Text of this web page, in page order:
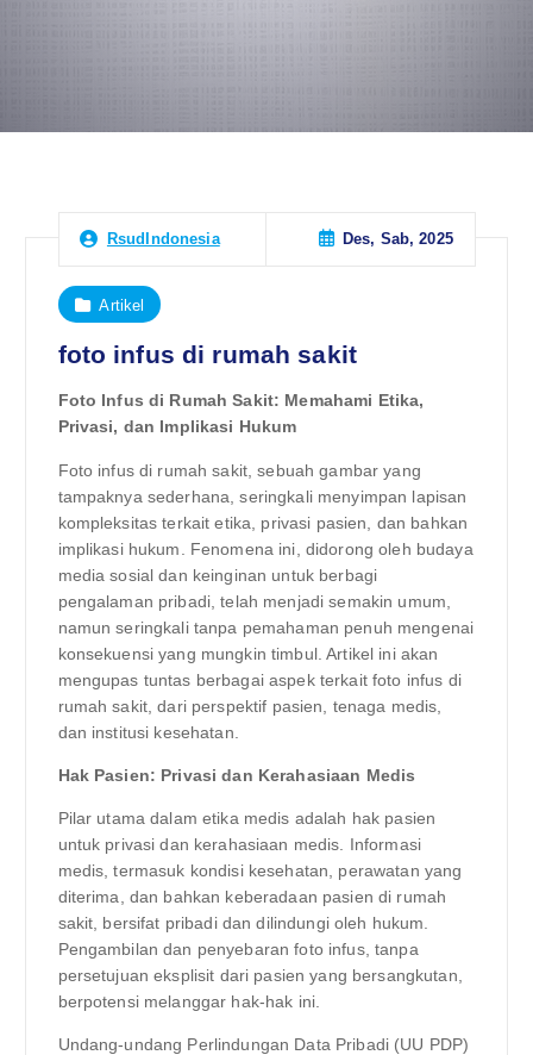
RsudIndonesia Des, Sab, 2025
Artikel
foto infus di rumah sakit
Foto Infus di Rumah Sakit: Memahami Etika,
Privasi, dan Implikasi Hukum
Foto infus di rumah sakit, sebuah gambar yang
tampaknya sederhana, seringkali menyimpan lapisan
kompleksitas terkait etika, privasi pasien, dan bahkan
implikasi hukum. Fenomena ini, didorong oleh budaya
media sosial dan keinginan untuk berbagi
pengalaman pribadi, telah menjadi semakin umum,
namun seringkali tanpa pemahaman penuh mengenai
konsekuensi yang mungkin timbul. Artikel ini akan
mengupas tuntas berbagai aspek terkait foto infus di
rumah sakit, dari perspektif pasien, tenaga medis,
dan institusi kesehatan.
Hak Pasien: Privasi dan Kerahasiaan Medis
Pilar utama dalam etika medis adalah hak pasien
untuk privasi dan kerahasiaan medis. Informasi
medis, termasuk kondisi kesehatan, perawatan yang
diterima, dan bahkan keberadaan pasien di rumah
sakit, bersifat pribadi dan dilindungi oleh hukum.
Pengambilan dan penyebaran foto infus, tanpa
persetujuan eksplisit dari pasien yang bersangkutan,
berpotensi melanggar hak-hak ini.
Undang-undang Perlindungan Data Pribadi (UU PDP)